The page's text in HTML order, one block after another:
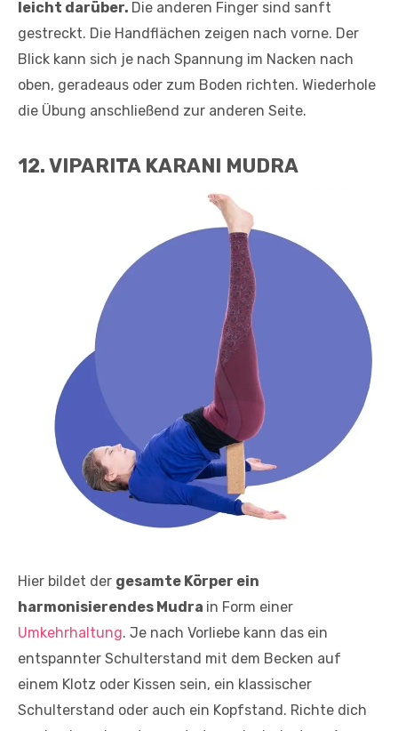
leicht darüber. Die anderen Finger sind sanft
gestreckt. Die Handflächen zeigen nach vorne. Der
Blick kann sich je nach Spannung im Nacken nach
oben, geradeaus oder zum Boden richten. Wiederhole
die Übung anschließend zur anderen Seite.
12. VIPARITA KARANI MUDRA
Hier bildet der gesamte Körper ein
harmonisierendes Mudra in Form einer
Umkehrhaltung. Je nach Vorliebe kann das ein
entspannter Schulterstand mit dem Becken auf
einem Klotz oder Kissen sein, ein klassischer
Schulterstand oder auch ein Kopfstand. Richte dich